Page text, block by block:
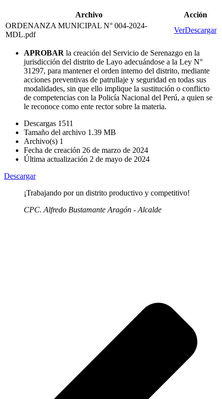
Archivo
Acción
ORDENANZA MUNICIPAL N° 004-2024-
MDL.pdf
VerDescargar
APROBAR la creación del Servicio de Serenazgo en la
jurisdicción del distrito de Layo adecuándose a la Ley N°
31297, para mantener el orden interno del distrito, mediante
acciones preventivas de patrullaje y seguridad en todas sus
modalidades, sin que ello implique la sustitución o conflicto
de competencias con la Policía Nacional del Perú, a quien se
le reconoce como ente rector sobre la materia.
Descargas 1511
Tamaño del archivo 1.39 MB
Archivo(s) 1
Fecha de creación 26 de marzo de 2024
Última actualización 2 de mayo de 2024
Descargar
¡Trabajando por un distrito productivo y competitivo!
CPC. Alfredo Bustamante Aragón - Alcalde